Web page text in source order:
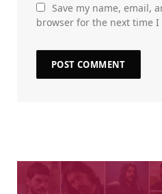
Save my name, email,
browser for the next time I